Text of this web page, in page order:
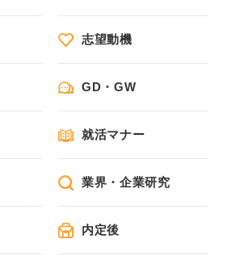
志望動機
GD・GW
就活マナー
業界・企業研究
内定後